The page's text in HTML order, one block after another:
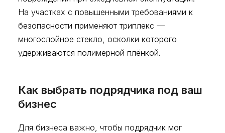
На участках с повышенными требованиями к
безопасности применяют триплекс —
многослойное стекло, осколки которого
удерживаются полимерной плёнкой.
Как выбрать подрядчика под ваш
бизнес
Для бизнеса важно, чтобы подрядчик мог